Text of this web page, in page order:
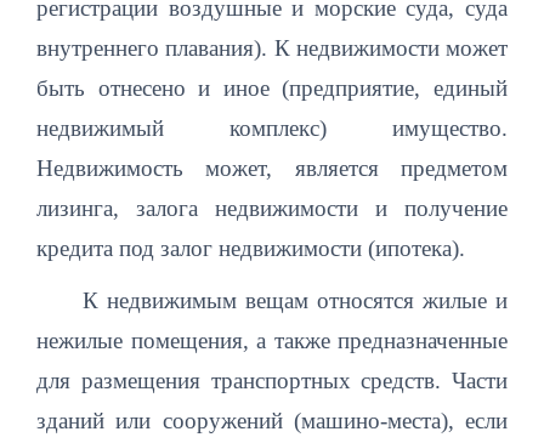
регистрации воздушные и морские суда, суда
внутреннего плавания). К недвижимости может
быть отнесено и иное (предприятие, единый
недвижимый комплекс) имущество.
Недвижимость может, является предметом
лизинга, залога недвижимости и получение
кредита под залог недвижимости (ипотека).
К недвижимым вещам относятся жилые и
нежилые помещения, а также предназначенные
для размещения транспортных средств. Части
зданий или сооружений (машино-места), если